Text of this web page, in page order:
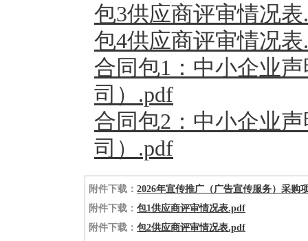
包3供应商评审情况表
包4供应商评审情况表
合同包1：中小企业
司）.pdf
合同包2：中小企业
司）.pdf
附件下载： 2026年宣传推广（广告宣传服务）采购
附件下载： 包1供应商评审情况表.pdf
附件下载： 包2供应商评审情况表.pdf